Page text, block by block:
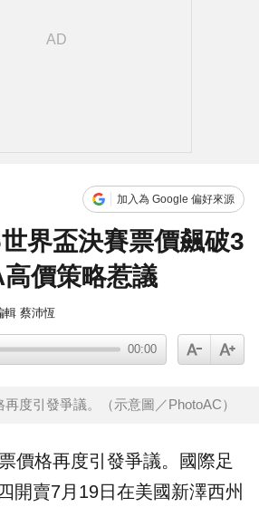
加入為 Google 偏好來源
界盃決賽票價飆破3
價策略惹議
輯 蔡沛恆
00:00
度引發爭議。（示意圖／PhotoAC）
價格再度引發爭議。國際足
開賣7月19日在美國新澤西州